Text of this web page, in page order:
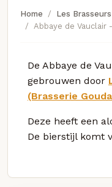
Home
Les
Abbaye de Vauclair
De Abbaye de
gebrouwen door
(Brasserie
Deze heeft een
De bierstijl komt